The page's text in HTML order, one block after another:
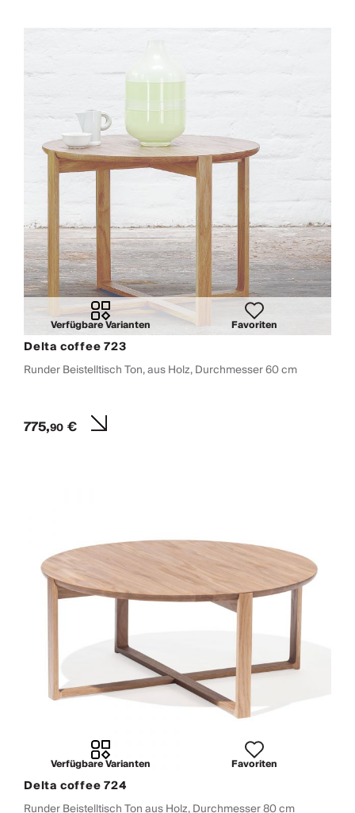
Verfügbare Varianten Favoriten
Delta coffee 723
Runder Beistelltisch Ton, aus Holz, Durchmesser 60 cm
775,90€
Verfügbare Varianten Favoriten
Delta coffee 724
Runder Beistelltisch Ton aus Holz, Durchmesser 80 cm